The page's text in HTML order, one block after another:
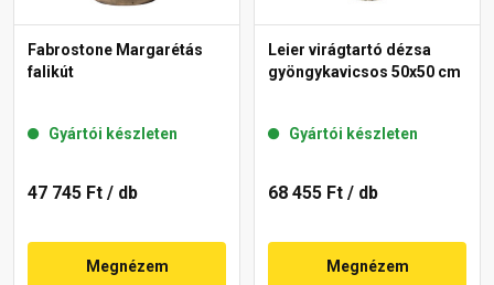
Fabrostone Margarétás
falikút
Gyártói készleten
47 745 Ft / db
Megnézem
Leier virágtartó dézsa
gyöngykavicsos 50x50 cm
Gyártói készleten
68 455 Ft / db
Megnézem